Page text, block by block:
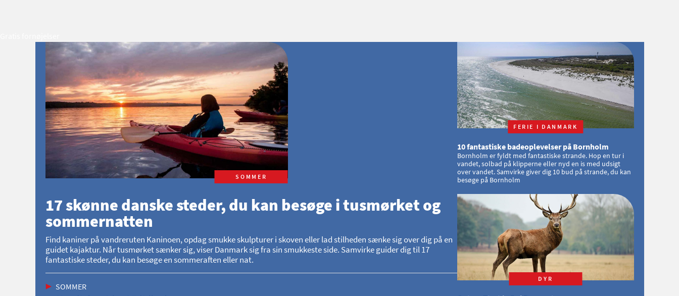
SOMMER
17 skønne danske steder, du kan besøge i tusmørket og
sommernatten
Find kaniner på vandreruten Kaninoen, opdag smukke skulpturer i skoven eller lad stilheden sænke sig over dig på en
guidet kajaktur. Når tusmørket sænker sig, viser Danmark sig fra sin smukkeste side. Samvirke guider dig til 17
fantastiske steder, du kan besøge en sommeraften eller nat.
SOMMER
FERIE I DANMARK
10 fantastiske badeoplevelser på Bornholm
Bornholm er fyldt med fantastiske strande. Hop en tur i
vandet, solbad på klipperne eller nyd en is med udsigt
over vandet. Samvirke giver dig 10 bud på strande, du kan
besøge på Bornholm
DYR